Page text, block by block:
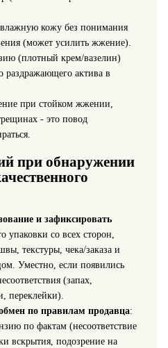
кожу без понимания
(может усилить жжение).
(плотный крем/вазелин)
раздражающего актива в
при стойком жжении,
- это повод
при обнаружении
и зафиксировать
упаковки со всех сторон,
текстуры, чека/заказа и
Уместно, если появились
(запах,
переклейки).
по правилам продавца:
по фактам (несоответствие
вскрытия, подозрение на